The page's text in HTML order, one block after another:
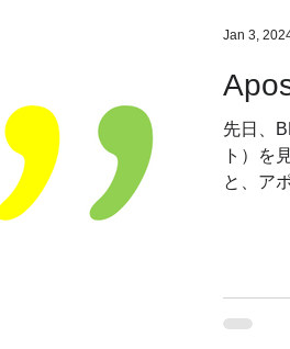
先日、
ト）を
と、ア
Jan 3,